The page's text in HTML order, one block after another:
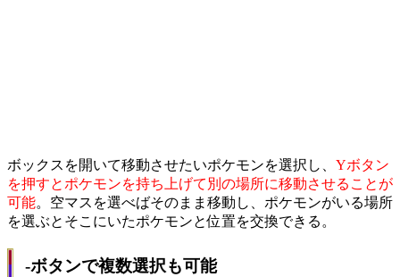
ボックスを開いて移動させたいポケモンを選択し、 Yボタン
を押すとポケモンを持ち上げて別の場所に移動させることが
可能。空マスを選べばそのまま移動し、ポケモンがいる場所
を選ぶとそこにいたポケモンと位置を交換できる。
-ボタンで複数選択も可能